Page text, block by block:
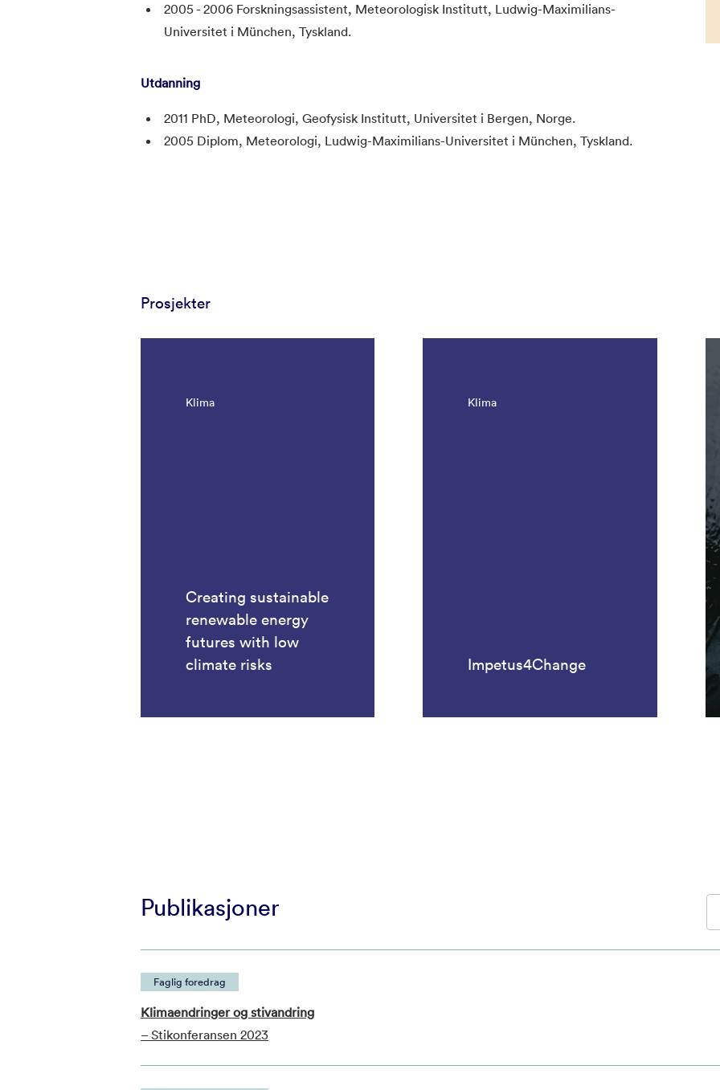
2005 - 2006 Forskningsassistent, Meteorologisk Institutt, Ludwig-Maximilians-
Universitet i München, Tyskland.
Utdanning
2011 PhD, Meteorologi, Geofysisk Institutt, Universitet i Bergen, Norge.
2005 Diplom, Meteorologi, Ludwig-Maximilians-Universitet i München, Tyskland.
Prosjekter
Klima
Creating sustainable
renewable energy
futures with low
climate risks
Klima
Impetus4Change
Publikasjoner
Faglig foredrag
Klimaendringer og stivandring
– Stikonferansen 2023